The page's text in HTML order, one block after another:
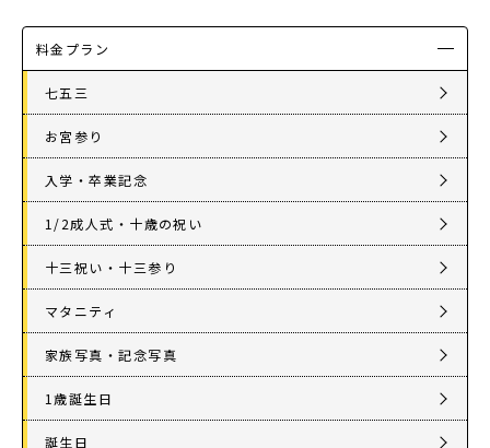
料金プラン
七五三
お宮参り
入学・卒業記念
1/2成人式・十歳の祝い
十三祝い・十三参り
マタニティ
家族写真・記念写真
1歳誕生日
誕生日